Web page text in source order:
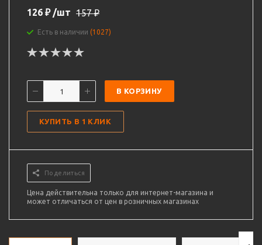
126 ₽ /шт 157₽
Есть в наличии (1027)
В КОРЗИНУ
КУПИТЬ В 1 КЛИК
Поделиться
Цена действительна только для интернет-магазина и
может отличаться от цен в розничных магазинах